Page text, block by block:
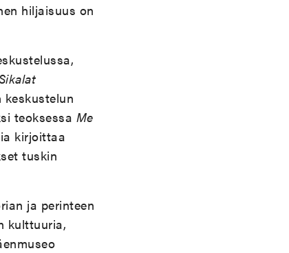
hiljaisuus on
teoksessa Me
kirjoittaa
tuskin
ja perinteen
kulttuuria,